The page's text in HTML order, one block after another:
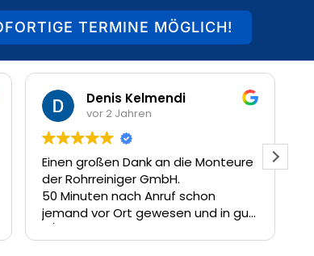
TERMINE MÖGLICH!
Denis Kelmendi
vor 2 Jahren
Einen großen Dank an die Monteure
der Rohrreiniger GmbH.
50 Minuten nach Anruf schon
jemand vor Ort gewesen und in gut
3/4 Stunde wurde die Verstopfung
im Schacht beseitigt.